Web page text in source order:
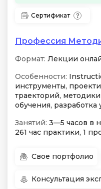
Сертификат
Профессия
Формат: Лекции
Особенности:
инструменты,
траекторий,
обучения,
Занятий: 3—5 часов в
261 час практики, 1
Свое портфолио
Консультация